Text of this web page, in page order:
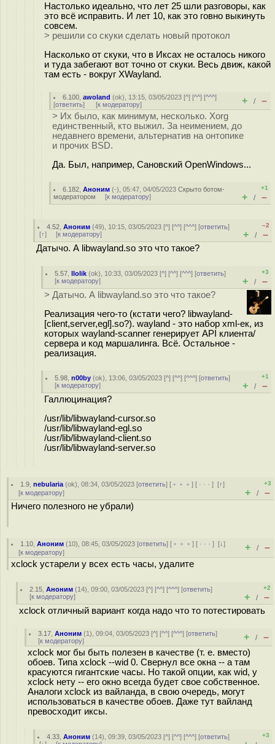
Настолько идеально, что лет 25 шли разговоры, как
это всё исправить. И лет 10, как это говно выкинуть
совсем.
> решили со скуки сделать новый протокол
Насколько от скуки, что в Иксах не осталось никого
и туда забегают вот точно от скуки. Весь движ, какой
там есть - вокруг XWayland.
6.100 ,awoland (ok), 13:15, 03/05/2023 [^] [^^] [^^^]
[ответить] [к модератору] + / –
> Их было, как минимум, несколько. Xorg
единственный, кто выжил. За неимением, до
недавнего времени, альтернатив на онтопике
и прочих BSD.
Да. Был, например, Сановский OpenWindows...
6.182 ,Аноним (-), 05:47, 04/05/2023Скрыто ботом-
модератором [к модератору]
+1
+ / –
4.52 ,Аноним (49), 10:15, 03/05/2023 [^] [^^] [^^^] [ответить]
[↑] [к модератору]
–2
+ / –
Датычо. А libwayland.so это что такое?
5.57 ,llolik (ok), 10:33, 03/05/2023 [^] [^^] [^^^] [ответить]
[к модератору]
+3
+ / –
> Датычо. А libwayland.so это что такое?
Реализация чего-то (кстати чего? libwayland-
[client,server,egl].so?). wayland - это набор xml-ек, из
которых wayland-scanner генерирует API клиента/
сервера и код маршалинга. Всё. Остальное -
реализация.
5.98 ,n00by (ok), 13:06, 03/05/2023 [^] [^^] [^^^] [ответить]
[к модератору]
+1
+ / –
Галлюцинация?
/usr/lib/libwayland-cursor.so
/usr/lib/libwayland-egl.so
/usr/lib/libwayland-client.so
/usr/lib/libwayland-server.so
1.9 ,nebularia (ok), 08:34, 03/05/2023 [ответить] [ ﹢﹢﹢] [ · · ·][↑]
[к модератору]
+3
+ / –
Ничего полезного не убрали)
1.10 ,Аноним (10), 08:45, 03/05/2023 [ответить] [ ﹢﹢﹢] [ · · ·][↓]
[к модератору] + / –
xclock устарели у всех есть часы, удалите
2.15 ,Аноним (14), 09:00, 03/05/2023 [^] [^^] [^^^] [ответить]
[к модератору]
+2
+ / –
xclock отличный вариант когда надо что то потестировать
3.17 ,Аноним (1), 09:04, 03/05/2023 [^] [^^] [^^^] [ответить]
[к модератору] + / –
xclock мог бы быть полезен в качестве (т. е. вместо)
обоев. Типа xclock --wid 0. Свернул все окна -- а там
красуются гигантские часы. Но такой опции, как wid, у
xclock нету -- его окно всегда будет свое собственное.
Аналоги xclock из вайланда, в свою очередь, могут
использоваться в качестве обоев. Даже тут вайланд
превосходит иксы.
4.33 ,Аноним (14), 09:39, 03/05/2023 [^] [^^] [^^^] [ответить]
+3